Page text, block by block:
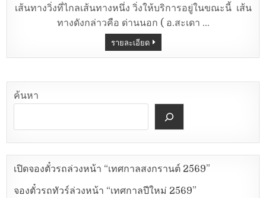
เส้นทางวิ่งที่ไกลเส้นทางหนึ่ง วิ่งให้บริการอยู่ในขณะนี้ เส้น
ทางดังกล่าวคือ ด่านนอก ( อ.สะเดา …
รายละเอียด
ค้นหา
เปิดจองตั๋วรถล่วงหน้า “เทศกาลสงกรานต์ 2569”
จองตั๋วรถทัวร์ล่วงหน้า “เทศกาลปีใหม่ 2569”